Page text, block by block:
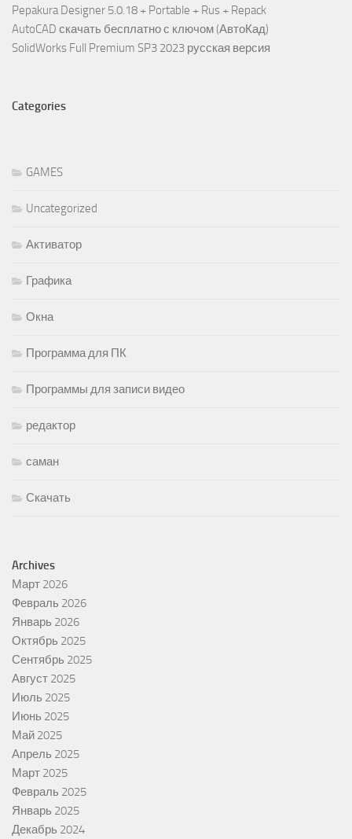
Pepakura Designer 5.0.18 + Portable + Rus + Repack
AutoCAD скачать бесплатно с ключом (АвтоКад)
SolidWorks Full Premium SP3 2023 русская версия
Categories
GAMES
Uncategorized
Активатор
Графика
Окна
Программа для ПК
Программы для записи видео
редактор
саман
Скачать
Archives
Март 2026
Февраль 2026
Январь 2026
Октябрь 2025
Сентябрь 2025
Август 2025
Июль 2025
Июнь 2025
Май 2025
Апрель 2025
Март 2025
Февраль 2025
Январь 2025
Декабрь 2024